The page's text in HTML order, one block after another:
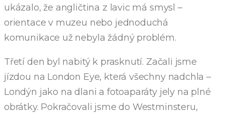
ukázalo, že angličtina z lavic má smysl –
orientace v muzeu nebo jednoduchá
komunikace už nebyla žádný problém.
Třetí den byl nabitý k prasknutí. Začali jsme
jízdou na London Eye, která všechny nadchla –
Londýn jako na dlani a fotoaparáty jely na plné
obrátky. Pokračovali jsme do Westminsteru,